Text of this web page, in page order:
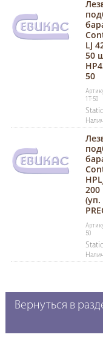
LJ
50
50
1T-50
200
50
Вернуться в